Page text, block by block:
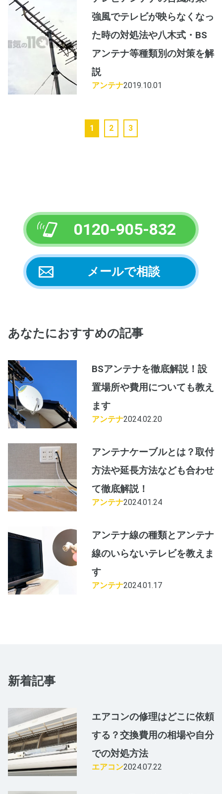
強風でテレビが映らなくなっ
た時の対処法や八木式・BS
アンテナ等種類別の対策を解
説
アンテナ2019.10.01
1 2 3
0120-905-832
メールで相談
あなたにおすすめの記事
BSアンテナを徹底解説！設
置場所や費用についても教え
ます
アンテナ2024.02.20
アンテナケーブルとは？取付
方法や延長方法なども合わせ
て徹底解説！
アンテナ2024.01.24
アンテナ線の種類とアンテナ
線のいらないテレビを教えま
す
アンテナ2024.01.17
新着記事
エアコンの修理はどこに依頼
する？交換費用の相場や自分
での対処方法
エアコン2024.07.22